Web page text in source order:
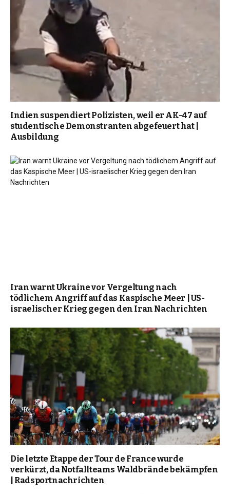
Indien suspendiert Polizisten, weil er AK-47 auf
studentische Demonstranten abgefeuert hat |
Ausbildung
Iran warnt Ukraine vor Vergeltung nach
tödlichem Angriff auf das Kaspische Meer | US-
israelischer Krieg gegen den Iran Nachrichten
Die letzte Etappe der Tour de France wurde
verkürzt, da Notfallteams Waldbrände bekämpfen
| Radsportnachrichten